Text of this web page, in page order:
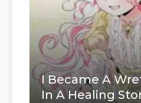
I Became A
In A Healing